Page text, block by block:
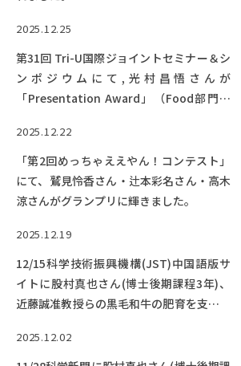
2025.12.25
第31回 Tri-U国際ジョイントセミナー＆シ
ンポジウムにて,光村昌悟さんが
「Presentation Award」（Food部門）
2025.12.22
「第2回めっちゃええやん！コンテスト」
にて、鷲見怜香さん・辻本彩名さん・高木
涼さんがグランプリに輝きました。
2025.12.19
12/15科学技術振興機構(JST)中国語版サ
イトに股村真也さん(博士後期課程3年)、
近藤誠准教授らの黒毛和牛の肥育を支える
た。
2025.12.02